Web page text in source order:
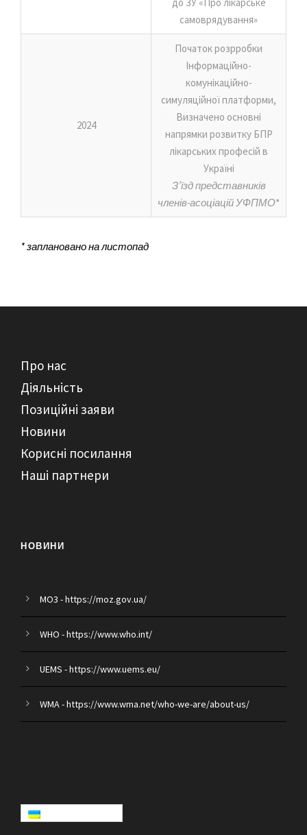
самоврядування»
2024
Початок розрробки
Інформаційно-
комунікаційно-
симуляційної платформи,
Визначено основні
напрямки розвитку БПР
лікарських професій в
Україні
З’їзд представників
членів-асоціацій УФПМО*
* заплановано на листопад
Про нас
Діяльність
Позиційні заяви
Новини
Корисні посилання
Наші партнери
НОВИНИ
MO3 - https://moz.gov.ua/
WHO - https://www.who.int/
UEMS - https://www.uems.eu/
WMA - https://www.wma.net/who-we-are/about-us/